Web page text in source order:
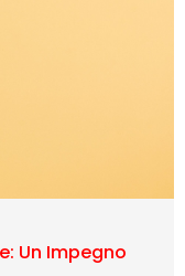
Un Impegno